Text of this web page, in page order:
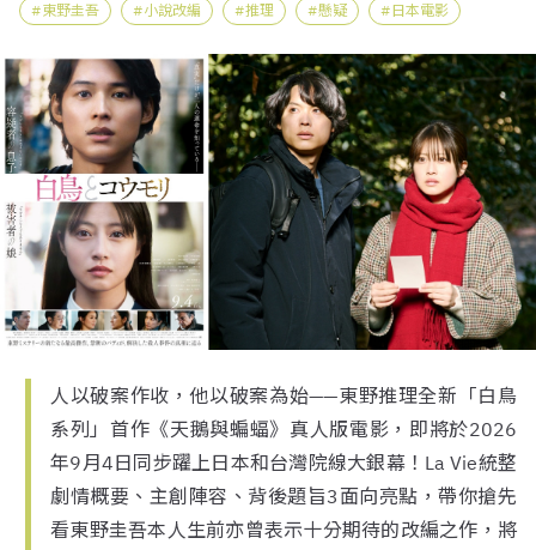
東野圭吾 小說改編 推理 懸疑 日本電影
人以破案作收，他以破案為始——東野推理全新「白鳥
系列」首作《天鵝與蝙蝠》真人版電影，即將於2026
年9月4日同步躍上日本和台灣院線大銀幕！La Vie統整
劇情概要、主創陣容、背後題旨3面向亮點，帶你搶先
看東野圭吾本人生前亦曾表示十分期待的改編之作，將